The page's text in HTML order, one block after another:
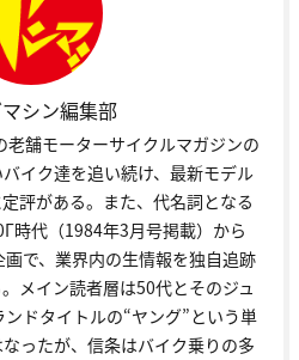
シン編集部
舗モーターサイクルマガジンの
イク達を追い続け、最新モデル
評がある。また、代名詞となる
時代（1984年3月号掲載）から
で、業界内の生情報を独自追跡
メイン読者層は50代とそのジュ
ドタイトルの“ヤング”という単
ったが、信条はバイク乗りの多